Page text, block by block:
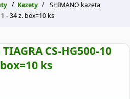
Kazety
SHIMANO kazeta
- 34 z. box=10 ks
CS-HG500-10
ks